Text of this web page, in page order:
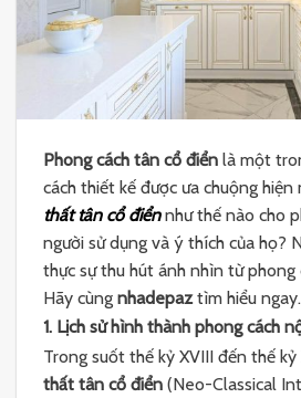
Phong cách tân cổ điển là một
cách thiết kế được ưa chuộng hiện
thất tân cổ điểnnhư thế nào cho
người sử dụng và ý thích của họ?
thực sự thu hút ánh nhìn từ phong
Hãy cùng nhadepaztìm hiểu ngay.
1. Lịch sử hình thành phong cách
Trong suốt thế kỷ XVIII đến thế kỷ
thất tân cổ điển (Neo-Classical